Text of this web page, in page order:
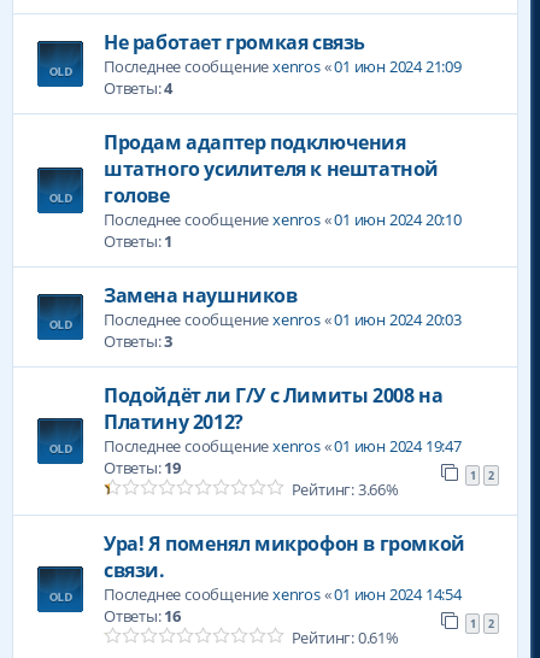
Не работает громкая связь
Последнее сообщениеxenros«01 июн 2024 21:09
Ответы:4
Продам адаптер подключения
штатного усилителя к нештатной
голове
Последнее сообщениеxenros«01 июн 2024 20:10
Ответы:1
Замена наушников
Последнее сообщениеxenros«01 июн 2024 20:03
Ответы:3
Подойдёт ли Г/У с Лимиты 2008 на
Платину 2012?
Последнее сообщениеxenros«01 июн 2024 19:47
Ответы:19 1 2
Рейтинг: 3.66%
Ура! Я поменял микрофон в громкой
связи.
Последнее сообщениеxenros«01 июн 2024 14:54
Ответы:16 1 2
Рейтинг: 0.61%